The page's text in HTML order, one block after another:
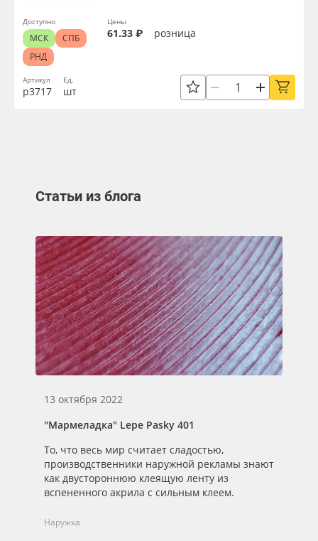
Артикул
р3717
Ед.
шт
Цены
61.33 ₽ розница
Доступно
МСК
СПБ
РНД
Статьи из блога
13 октября 2022
"Мармеладка" Lepe Pasky 401
То, что весь мир считает сладостью,
производственники наружной рекламы знают
как двустороннюю клеящую ленту из
вспененного акрила с сильным клеем.
Наружка